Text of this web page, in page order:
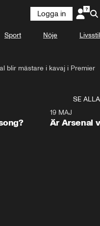
Logga in
Sport Nöje Livsstil
blir mästare i kavaj i Premier
SE ALLA
19 MAJ
Är Arsenal